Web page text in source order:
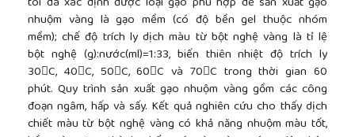
nhuộm vàng là gạo mềm (có độ bền gel thuộc nhóm
mềm); chế độ trích ly dịch màu từ bột nghệ vàng là tỉ lệ
bột nghệ (g):nước(ml)=1:33, biến thiên nhiệt độ trích ly
30C, 40C, 50C, 60C và 70C trong thời gian 60
phút. Quy trình sản xuất gạo nhuộm vàng gồm các công
đoạn ngâm, hấp và sấy. Kết quả nghiên cứu cho thấy dịch
chiết màu từ bột nghệ vàng có khả năng nhuộm màu tốt,